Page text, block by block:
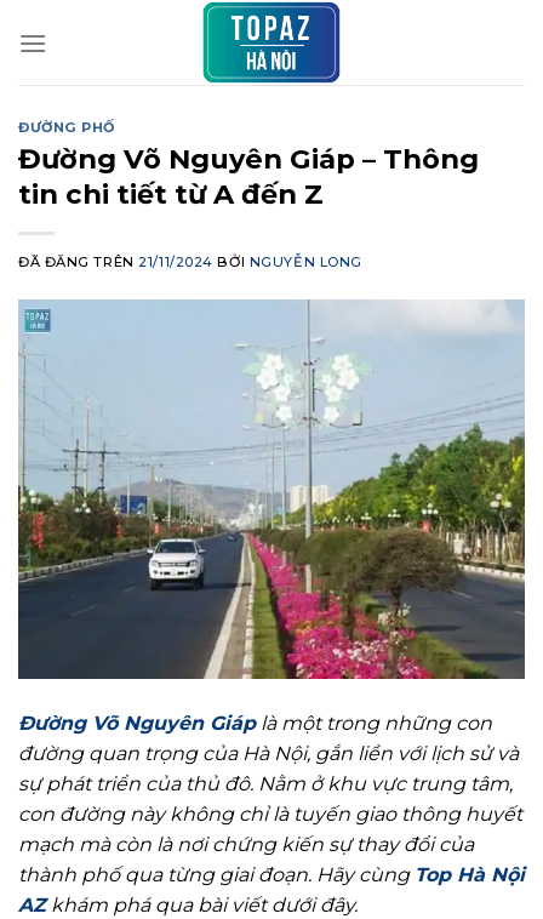
đến
ĐƯỜNG PHỐ
Đường Võ Nguyên Giáp – Thông
tin chi tiết từ A đến Z
ĐÃ ĐĂNG TRÊN21/11/2024 BỞI NGUYỄN LONG
Đường Võ Nguyên Giáplà một trong những con
đường quan trọng của Hà Nội, gắn liền với lịch sử và
sự phát triển của thủ đô. Nằm ở khu vực trung tâm,
con đường này không chỉ là tuyến giao thông huyết
mạch mà còn là nơi chứng kiến sự thay đổi của
thành phố qua từng giai đoạn. Hãy cùng Top Hà Nội
AZkhám phá qua bài viết dưới đây.